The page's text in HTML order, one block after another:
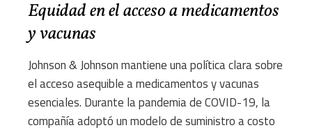
Equidad en el acceso a medicamentos
y vacunas
Johnson & Johnson mantiene una política clara sobre
el acceso asequible a medicamentos y vacunas
esenciales. Durante la pandemia de COVID-19, la
compañía adoptó un modelo de suministro a costo